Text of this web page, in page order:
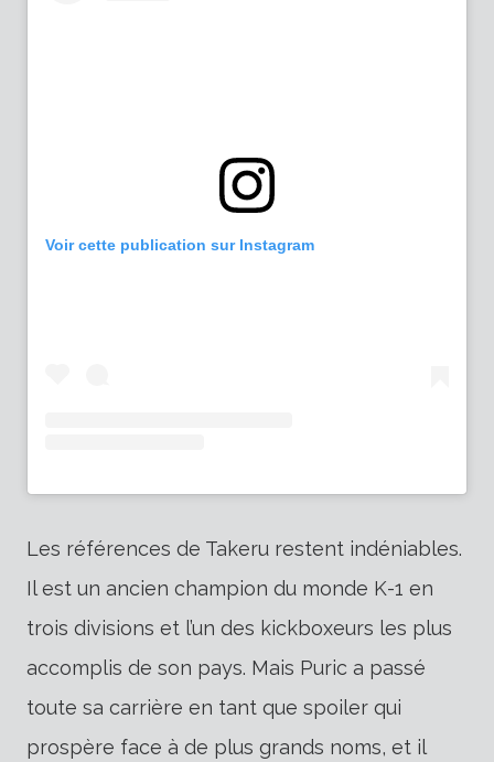
Voir cette publication sur Instagram
Les références de Takeru restent indéniables.
Il est un ancien champion du monde K-1 en
trois divisions et l’un des kickboxeurs les plus
accomplis de son pays. Mais Puric a passé
toute sa carrière en tant que spoiler qui
prospère face à de plus grands noms, et il